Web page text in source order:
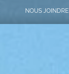
NOUS JOINDRE